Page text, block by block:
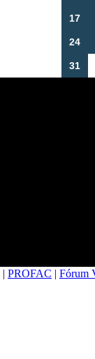
17
24
31
| PROFAC | Fórum